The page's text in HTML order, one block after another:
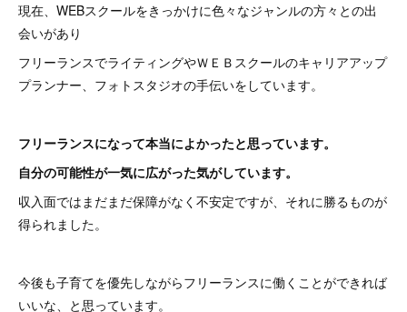
現在、WEBスクールをきっかけに色々なジャンルの方々との出
会いがあり
フリーランスでライティングやＷＥＢスクールのキャリアアップ
プランナー、フォトスタジオの手伝いをしています。
フリーランスになって本当によかったと思っています。
自分の可能性が一気に広がった気がしています。
収入面ではまだまだ保障がなく不安定ですが、それに勝るものが
得られました。
今後も子育てを優先しながらフリーランスに働くことができれば
いいな、と思っています。